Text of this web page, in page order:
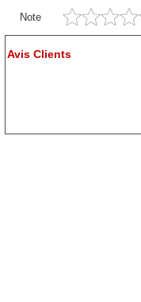
Note
Avis Clients